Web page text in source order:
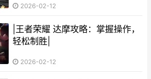
2026-02-12
|王者荣耀 达摩攻略：掌握操作，
轻松制胜|
2026-02-12